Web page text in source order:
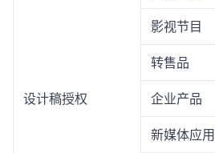
设计稿授权
影视节目
转售品
企业产品
新媒体应用